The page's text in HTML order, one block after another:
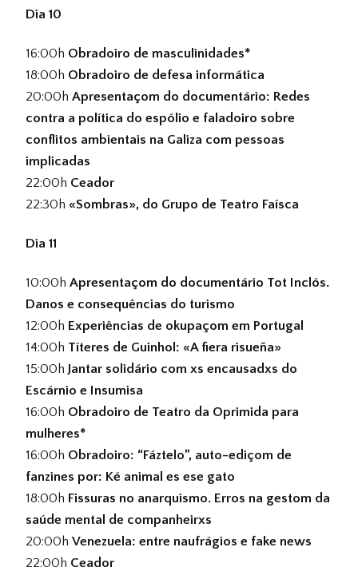
Dia 10
16:00h Obradoiro de masculinidades*
18:00h Obradoiro de defesa informática
20:00h Apresentaçom do documentário: Redes
contra a política do espólio e faladoiro sobre
conflitos ambientais na Galiza com pessoas
implicadas
22:00h Ceador
22:30h «Sombras», do Grupo de Teatro Faísca
Dia 11
10:00h Apresentaçom do documentário Tot Inclós.
Danos e consequências do turismo
12:00h Experiências de okupaçom em Portugal
14:00h Títeres de Guinhol: «A fiera risueña»
15:00h Jantar solidário com xs encausadxs do
Escárnio e Insumisa
16:00h Obradoiro de Teatro da Oprimida para
mulheres*
16:00h Obradoiro: “Fáztelo”, auto-ediçom de
fanzines por: Ké animal es ese gato
18:00h Fissuras no anarquismo. Erros na gestom da
saúde mental de companheirxs
20:00h Venezuela: entre naufrágios e fake news
22:00h Ceador